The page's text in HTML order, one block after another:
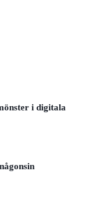
i digitala